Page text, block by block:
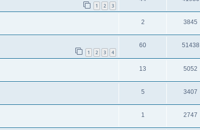
1 2 3
2 3845
1 2 3 4
60 51438
13 5052
5 3407
1 2747